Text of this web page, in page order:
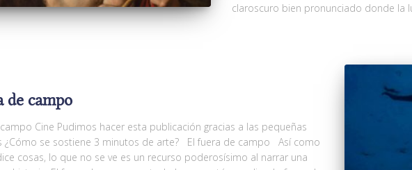
claroscuro bien pronunciado donde la
de campo
Cine Pudimos hacer esta publicación gracias a las pequeñas
¿Cómo se sostiene 3 minutos de arte? El fuera de campo Así como
cosas, lo que no se ve es un recurso poderosísimo al narrar una